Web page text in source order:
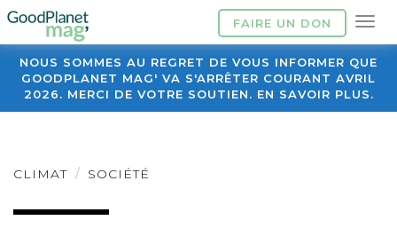
FAIRE UN DON
NOUS SOMMES AU REGRET DE VOUS INFORMER QUE
GOODPLANET MAG' VA S'ARRÊTER COURANT AVRIL
2026. MERCI DE VOTRE SOUTIEN. EN SAVOIR PLUS.
CLIMAT SOCIÉTÉ